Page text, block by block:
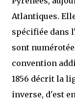
Atlantiques.
spécifiée dans
sont
convention
1856 décrit la
inverse, d'est